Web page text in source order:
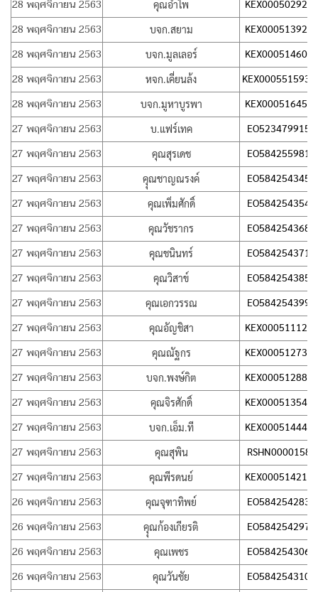
28 พฤศจิกายน 2563 คุณอำไพ
28 พฤศจิกายน 2563 บจก.สยาม
28 พฤศจิกายน 2563 บจก.มูลเลอร์
28 พฤศจิกายน 2563 หจก.เคี่ยนล้ง
28 พฤศจิกายน 2563 บจก.มูหาบูรพา
27 พฤศจิกายน 2563 บ.แฟร์เทค
27 พฤศจิกายน 2563 คุณสุรเดช
27 พฤศจิกายน 2563 คุุณชาญณรงค์
27 พฤศจิกายน 2563 คุณเพิ่มศักดิ์
27 พฤศจิกายน 2563 คุณวัชรากร
27 พฤศจิกายน 2563 คุณชนินทร์
27 พฤศจิกายน 2563 คุณวิสาข์
27 พฤศจิกายน 2563 คุณเอกวรรณ
27 พฤศจิกายน 2563 คุณอัญชิสา
27 พฤศจิกายน 2563 คุณณัฐกร
27 พฤศจิกายน 2563 บจก.พงษ์กิต
27 พฤศจิกายน 2563 คุณจิรศักดิ์
27 พฤศจิกายน 2563 บจก.เอ็ม.ที
27 พฤศจิกายน 2563 คุณสุพิน
27 พฤศจิกายน 2563 คุณพีรดนย์
26 พฤศจิกายน 2563 คุณจุฑาทิพย์
26 พฤศจิกายน 2563 คุุณก้องเกียรติ
26 พฤศจิกายน 2563 คุณเพชร
26 พฤศจิกายน 2563 คุณวันชัย